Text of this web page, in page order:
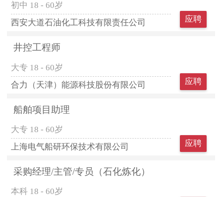
初中 18 - 60岁
西安大道石油化工科技有限责任公司
应聘
井控工程师
大专 18 - 60岁
合力（天津）能源科技股份有限公司
应聘
船舶项目助理
大专 18 - 60岁
上海电气船研环保技术有限公司
应聘
采购经理/主管/专员（石化炼化）
本科 18 - 60岁